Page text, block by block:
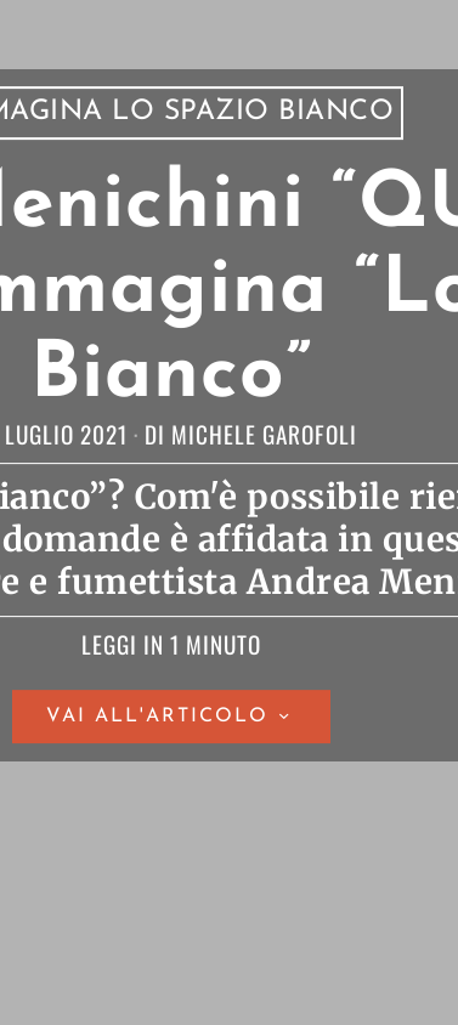
LO SPAZIO BIANCO
Bianco”
2021 DI MICHELE GAROFOLI
Com'è possibile
è affidata in
e fumettista Andrea
LEGGI IN 1 MINUTO
VAI ALL'ARTICOLO